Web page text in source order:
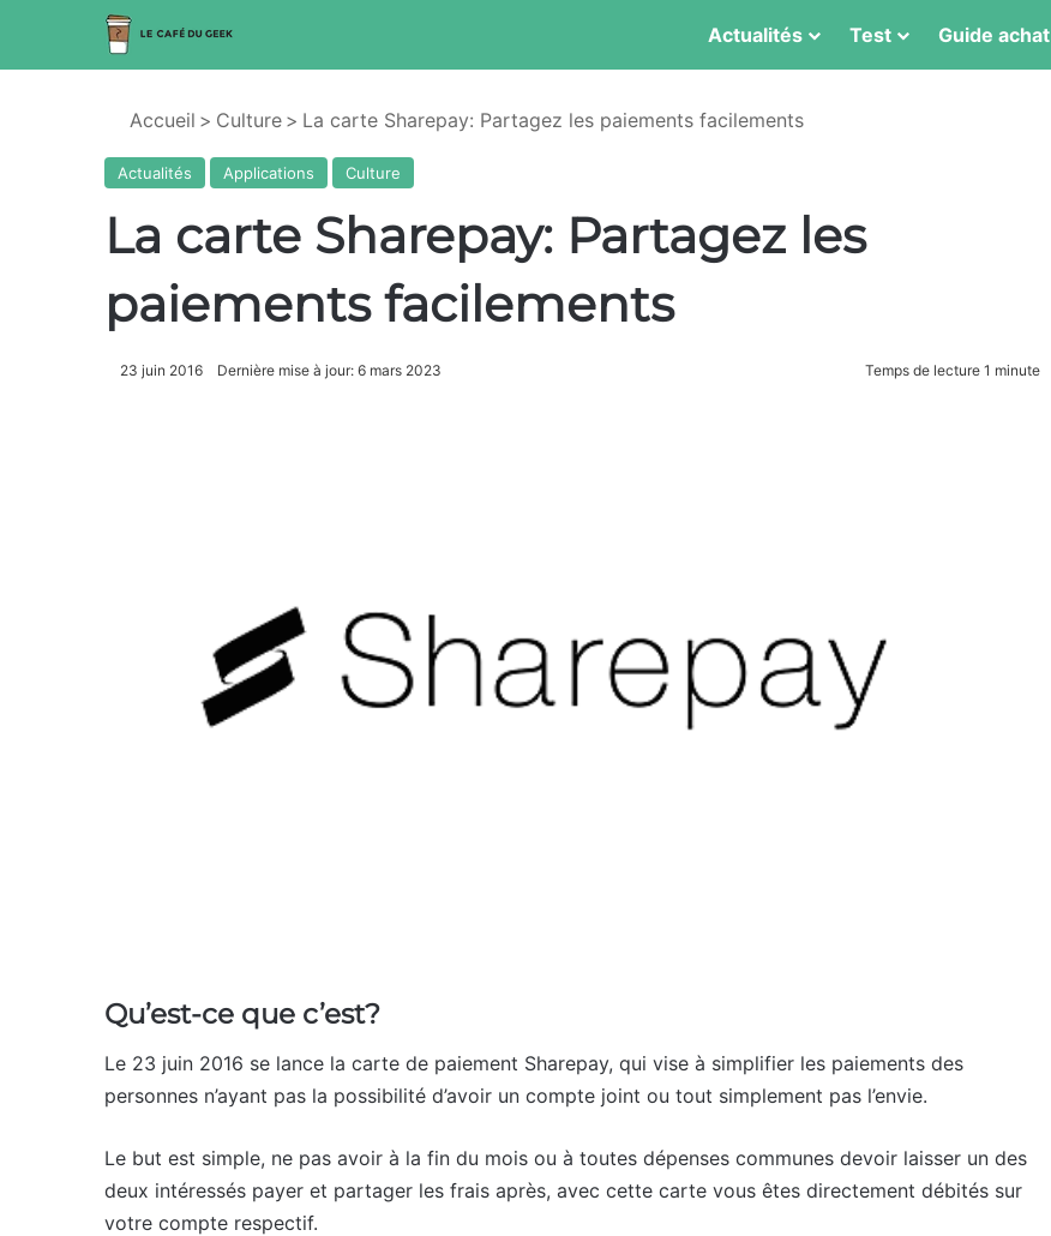
Actualités Test Guide achat
Accueil > Culture > La carte Sharepay: Partagez les paiements facilements
Actualités Applications Culture
La carte Sharepay: Partagez les
paiements facilements
23 juin 2016 Dernière mise à jour: 6 mars 2023 Temps de lecture 1 minute
Qu’est-ce que c’est?
Le 23 juin 2016 se lance la carte de paiement Sharepay, qui vise à simplifier les paiements des
personnes n’ayant pas la possibilité d’avoir un compte joint ou tout simplement pas l’envie.
Le but est simple, ne pas avoir à la fin du mois ou à toutes dépenses communes devoir laisser un des
deux intéressés payer et partager les frais après, avec cette carte vous êtes directement débités sur
votre compte respectif.